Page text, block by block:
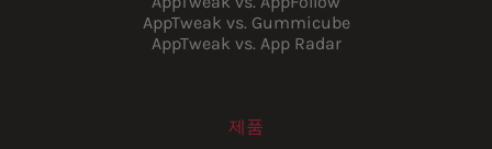
AppTweak vs. Gummicube
AppTweak vs. App Radar
제품